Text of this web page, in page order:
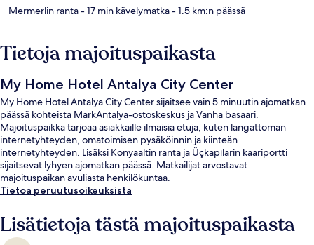
Mermerlin ranta- 17 min kävelymatka- 1.5 km:n päässä
Tietoja majoituspaikasta
My Home Hotel Antalya City Center
My Home Hotel Antalya City Center sijaitsee vain 5 minuutin ajomatkan
päässä kohteista MarkAntalya-ostoskeskus ja Vanha basaari.
Majoituspaikka tarjoaa asiakkaille ilmaisia etuja, kuten langattoman
internetyhteyden, omatoimisen pysäköinnin ja kiinteän
internetyhteyden. Lisäksi Konyaaltin ranta ja Üçkapılarin kaariportti
sijaitsevat lyhyen ajomatkan päässä. Matkailijat arvostavat
majoituspaikan avuliasta henkilökuntaa.
Tietoa peruutusoikeuksista
Lisätietoja tästä majoituspaikasta